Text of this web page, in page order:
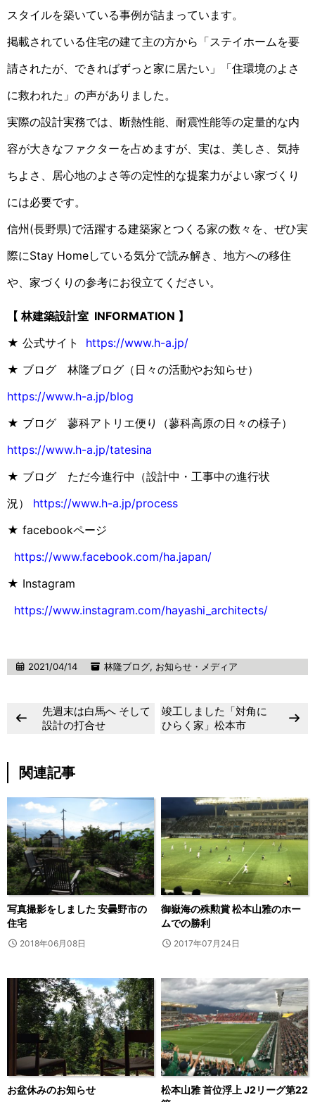
スタイルを築いている事例が詰まっています。
掲載されている住宅の建て主の方から「ステイホームを要
請されたが、できればずっと家に居たい」「住環境のよさ
に救われた」の声がありました。
実際の設計実務では、断熱性能、耐震性能等の定量的な内
容が大きなファクターを占めますが、実は、美しさ、気持
ちよさ、居心地のよさ等の定性的な提案力がよい家づくり
には必要です。
信州(長野県)で活躍する建築家とつくる家の数々を、ぜひ実
際にStay Homeしている気分で読み解き、地方への移住
や、家づくりの参考にお役立てください。
【 林建築設計室 INFORMATION 】
★ 公式サイト https://www.h-a.jp/
★ ブログ 林隆ブログ（日々の活動やお知らせ）
https://www.h-a.jp/blog
★ ブログ 蓼科アトリエ便り（蓼科高原の日々の様子）
https://www.h-a.jp/tatesina
★ ブログ ただ今進行中（設計中・工事中の進行状
況） https://www.h-a.jp/process
★ facebookページ
https://www.facebook.com/ha.japan/
★ Instagram
https://www.instagram.com/hayashi_architects/
2021/04/14 林隆ブログ, お知らせ・メディア
先週末は白馬へ そして
設計の打合せ
竣工しました「対角に
ひらく家」松本市
関連記事
写真撮影をしました 安曇野市の
住宅
2018年06月08日
御嶽海の殊勲賞 松本山雅のホー
ムでの勝利
2017年07月24日
お盆休みのお知らせ
松本山雅 首位浮上 J2リーグ第22